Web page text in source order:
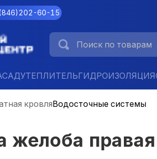
846)202-60-15
УТЕПЛИТЕЛЬГИДРОИЗОЛЯЦИЯ
кровляВодосточные системы
желоба